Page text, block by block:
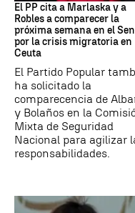
El PP cita a Marlaska y a
Robles a comparecer la
próxima semana en el
por la crisis migratoria en
Ceuta
El Partido Popular
ha solicitado la
comparecencia de
y Bolaños en la
Mixta de Seguridad
Nacional para agilizar
responsabilidades.